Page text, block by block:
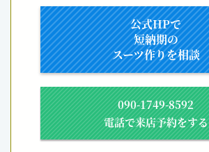
公式HPで
短納期の
スーツ作りを相談
090-1749-8592
電話で来店予約をする